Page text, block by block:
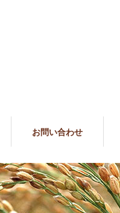
お問い合わせ